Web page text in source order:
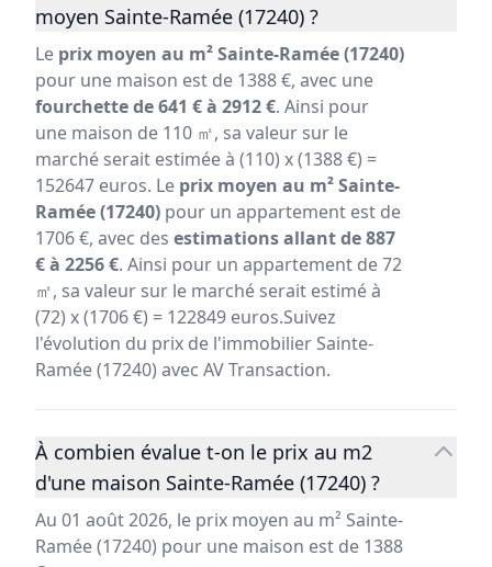
moyen Sainte-Ramée (17240) ?
Le prix moyen au m² Sainte-Ramée (17240)
pour une maison est de 1388 €, avec une
fourchette de 641 € à 2912 €. Ainsi pour
une maison de 110 ㎡, sa valeur sur le
marché serait estimée à (110) x (1388 €) =
152647 euros. Le prix moyen au m² Sainte-
Ramée (17240) pour un appartement est de
1706 €, avec des estimations allant de 887
€ à 2256 €. Ainsi pour un appartement de 72
㎡, sa valeur sur le marché serait estimé à
(72) x (1706 €) = 122849 euros.Suivez
l'évolution du prix de l'immobilier Sainte-
Ramée (17240) avec AV Transaction.
À combien évalue t-on le prix au m2
d'une maison Sainte-Ramée (17240) ?
Au 01 août 2026, le prix moyen au m² Sainte-
Ramée (17240) pour une maison est de 1388